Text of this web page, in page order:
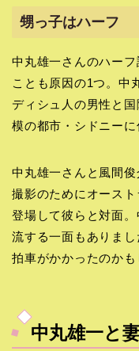
甥っ子はハーフ
中丸雄一さんのハー
ことも原因の1つ。中
ディシュ人の男性と
模の都市・シドニーに
中丸雄一さんと風間
撮影のためにオース
登場して彼らと対面
流する一面もありま
拍車がかかったのかも
中丸雄一と